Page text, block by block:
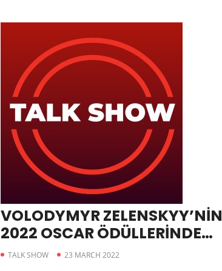
VOLODYMYR ZELENSKYY’NİN
2022 OSCAR ÖDÜLLERİNDE
KONUŞMA TALEBİ REDDEDİLDİ
TALK SHOW 23 MARCH 2022